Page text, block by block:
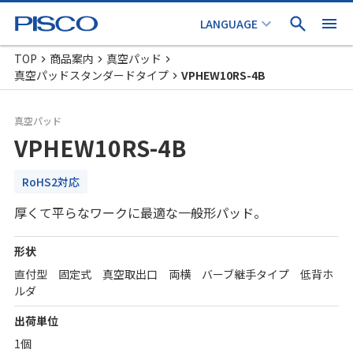
TOP 商品案内
真空パッド
真空パッドスタンダードタイプ
VPHEW10RS-4B
真空パッド
VPHEW10RS-4B
RoHS2対応
厚くて平らなワークに最適な一般形パッド。
形状
直付型 固定式 真空取出口 両横 バーブ継手タイプ 低背ホ
ルダ
出荷単位
1個